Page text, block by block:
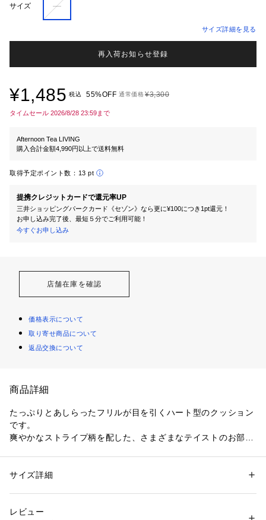
サイズ ―
サイズ詳細を見る
再入荷お知らせ登録
¥1,485 税込 55%OFF 通常価格¥3,300
タイムセール 2026/8/28 23:59まで
Afternoon Tea LIVING
購入合計金額4,990円以上で送料無料
取得予定ポイント数： 13 pt
提携クレジットカードで還元率UP
三井ショッピングパークカード《セゾン》なら更に¥100につき1pt還元！
お申し込み完了後、最短５分でご利用可能！
今すぐお申し込み
店舗在庫を確認
価格表示について
取り寄せ商品について
返品交換について
商品詳細
たっぷりとあしらったフリルが目を引くハート型のクッション
です。
爽やかなストライプ柄を配した、さまざまなテイストのお部屋
アイテムです。ご家庭で丸洗いができるウォッシャブル仕様
性別：レディース
グマット
生産国：インド製
サイズ詳細
レビュー